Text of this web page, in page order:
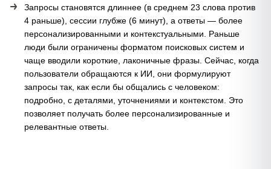
Запросы становятся длиннее (в среднем 23 слова против
4 раньше), сессии глубже (6 минут), а ответы — более
персонализированными и контекстуальными. Раньше
люди были ограничены форматом поисковых систем и
чаще вводили короткие, лаконичные фразы. Сейчас, когда
пользователи обращаются к ИИ, они формулируют
запросы так, как если бы общались с человеком:
подробно, с деталями, уточнениями и контекстом. Это
позволяет получать более персонализированные и
релевантные ответы.